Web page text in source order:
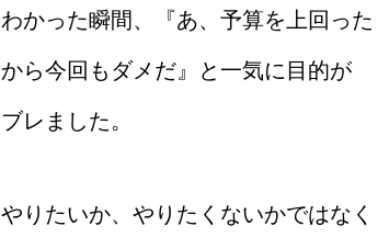
わかった瞬間、『あ、予算を上回った
から今回もダメだ』と一気に目的が
ブレました。
やりたいか、やりたくないかではなく